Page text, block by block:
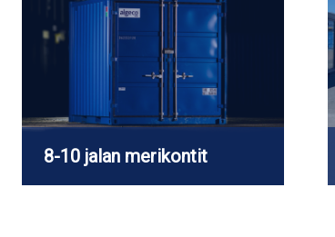
8-10 jalan merikontit